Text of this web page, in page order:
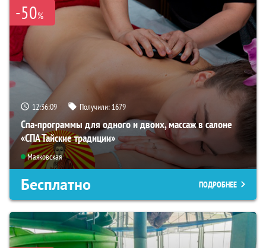
-50%
12:36:07 Получили: 1679
Спа-программы для одного и двоих, массаж в салоне
«СПА Тайские традиции»
Маяковская
Бесплатно ПОДРОБНЕЕ